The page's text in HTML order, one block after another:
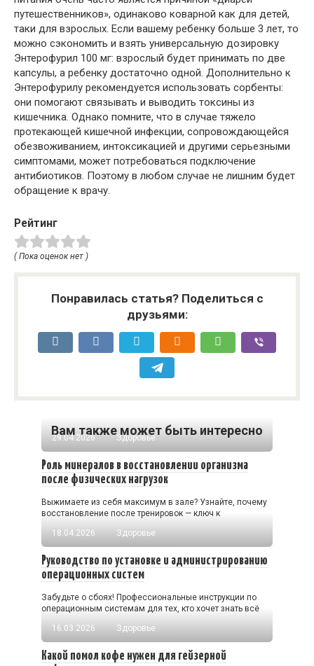
путешественников», одинаково коварной как для детей,
таки для взрослых. Если вашему ребенку больше 3 лет, то
можно сэкономить и взять универсальную дозировку
Энтерофурил 100 мг: взрослый будет принимать по две
капсулы, а ребенку достаточно одной. Дополнительно к
Энтерофурилу рекомендуется использовать сорбенты:
они помогают связывать и выводить токсины из
кишечника. Однако помните, что в случае тяжело
протекающей кишечной инфекции, сопровождающейся
обезвоживанием, интоксикацией и другими серьезными
симптомами, может потребоваться подключение
антибиотиков. Поэтому в любом случае не лишним будет
обращение к врачу.
Рейтинг
( Пока оценок нет )
Понравилась статья? Поделиться с
друзьями:
Вам также может быть интересно
29.04.2026 Здоровье
Роль минералов в восстановлении организма
после физических нагрузок
Выжимаете из себя максимум в зале? Узнайте, почему
восстановление после тренировок — ключ к
18.04.2026
Здоровье
Руководство по установке и администрированию
операционных систем
Забудьте о сбоях! Профессиональные инструкции по
операционным системам для тех, кто хочет знать всё
16.03.2026
Здоровье
Какой помол кофе нужен для гейзерной